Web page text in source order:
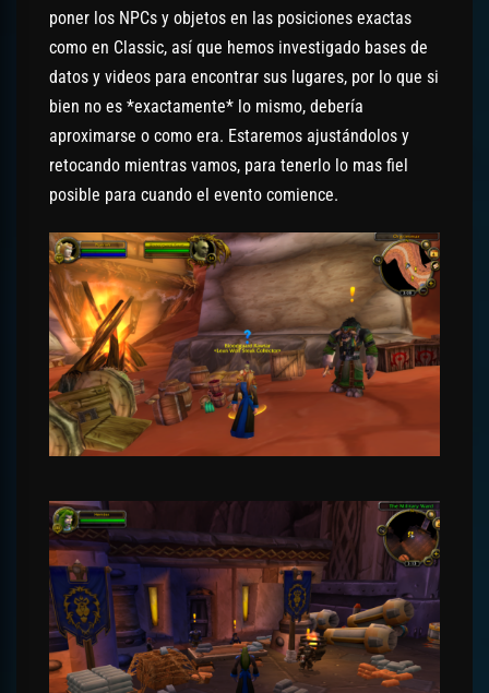
poner los NPCs y objetos en las posiciones exactas
como en Classic, así que hemos investigado bases de
datos y videos para encontrar sus lugares, por lo que si
bien no es *exactamente* lo mismo, debería
aproximarse o como era. Estaremos ajustándolos y
retocando mientras vamos, para tenerlo lo mas fiel
posible para cuando el evento comience.